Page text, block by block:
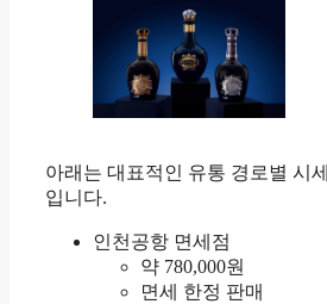
아래는 대표적인 유통 경로별 시세
입니다.
인천공항 면세점
약 780,000원
면세 한정 판매